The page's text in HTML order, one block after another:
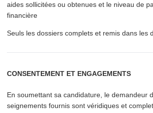
aides sollicitées ou obtenues et le niveau de
financière
Seuls les dossiers complets et remis dans les
CONSENTEMENT ET ENGAGEMENTS
En soumettant sa candidature, le demandeur
seigne­ments fournis sont véridiques et